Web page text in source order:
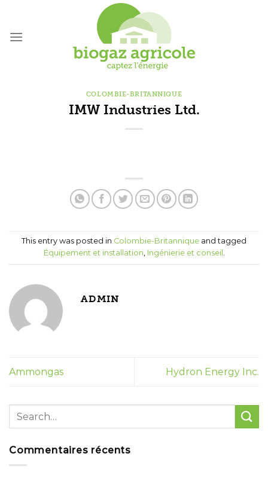
content
COLOMBIE-BRITANNIQUE
IMW Industries Ltd.
This entry was posted in Colombie-Britannique and tagged
Équipement et installation, Ingénierie et conseil .
ADMIN
Ammongas Hydron Energy Inc.
Commentaires récents